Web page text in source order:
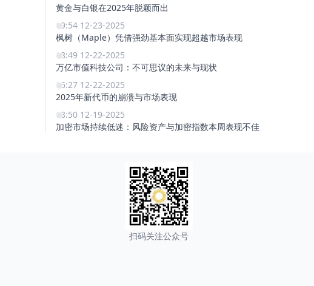
黄金与白银在2025年脱颖而出
19:54 12-23-2025
枫树（Maple）凭借强劲基本面实现超越市场表现
18:49 12-22-2025
万亿市值科技公司：不可思议的未来与现状
16:27 12-22-2025
2025年新代币的崩溃与市场表现
18:50 12-19-2025
加密市场持续低迷：风险资产与加密指数本周表现不佳
扫码关注公众号